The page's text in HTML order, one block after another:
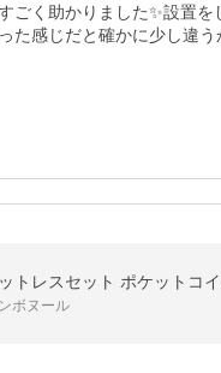
ごく助かりました✨設置
た感じだと確かに少し違
トレスセット ポケットコ
ボヌール